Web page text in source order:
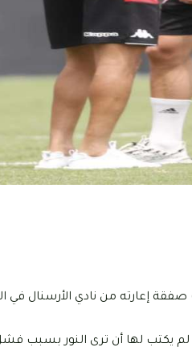
إعارته من نادي الأرسنال في
الطبي غير أن الصفقة لم يكتب لها أن ترى النور